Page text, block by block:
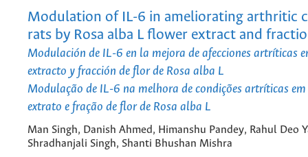
Modulation of IL-6 in ameliorating arthritic
rats by Rosa alba L flower extract and
Modulación de IL-6 en la mejora de afecciones artríticas
extracto y fracción de flor de Rosa alba L
Modulação de IL-6 na melhora de condições artríticas
extrato e fração de flor de Rosa alba L
Man Singh, Danish Ahmed, Himanshu Pandey, Rahul Deo
Shradhanjali Singh, Shanti Bhushan Mishra